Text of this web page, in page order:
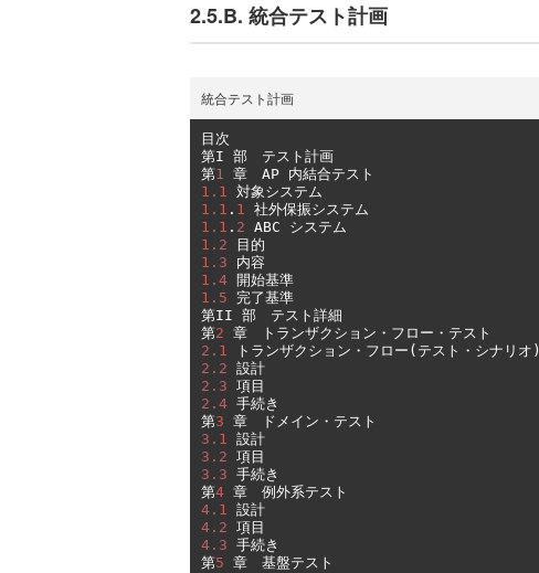
2.5.B. 統合テスト計画
統合テスト計画
目次
第I 部　テスト計画
第1 章 AP 内結合テスト
1.1 対象システム
1.1 . 1 社外保振システム
1.1 . 2 ABC システム
1.2
目的
1.3
内容
1.4 開始基準
1.5 完了基準
第II 部　テスト詳細
第2 章　トランザクション・フロー・テスト
2.1
トランザクション・フロー(テスト・シナリオ)
2.2 設計
2.3 項目
2.4 手続き
第3 章　ドメイン・テスト
3.1 設計
3.2 項目
3.3 手続き
第4 章　例外系テスト
4.1 設計
4.2 項目
4.3 手続き
第5 章　基盤テスト